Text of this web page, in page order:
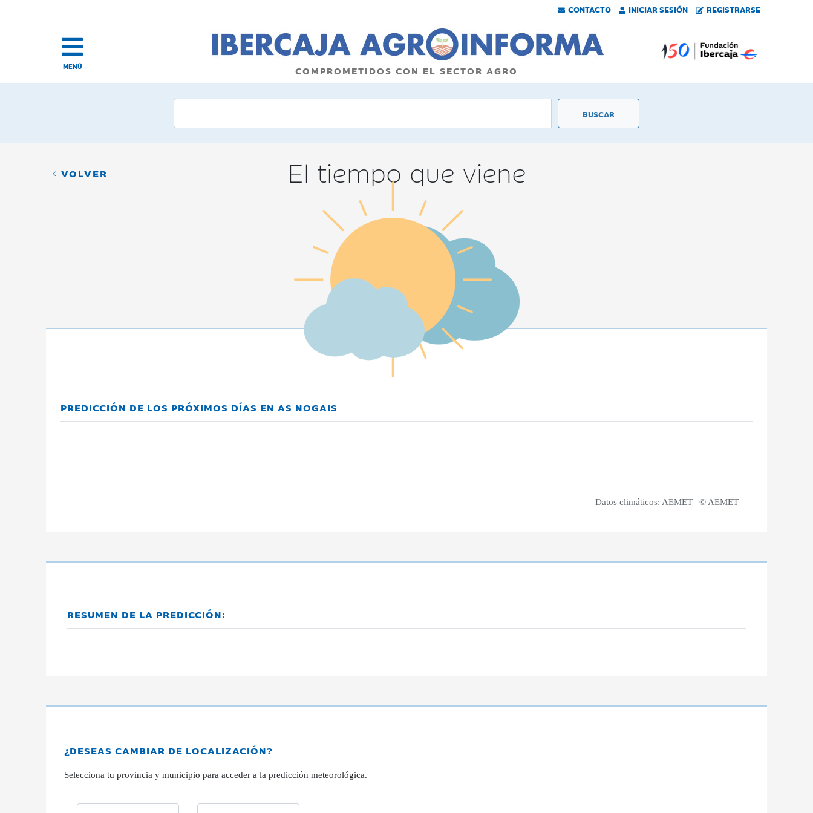
CONTACTO INICIAR SESIÓN REGISTRARSE
MENÚ COMPROMETIDOS CON EL SECTOR AGRO
VOLVER El tiempo que viene
PREDICCIÓN DE LOS PRÓXIMOS DÍAS EN AS NOGAIS
Datos climáticos: AEMET | © AEMET
RESUMEN DE LA PREDICCIÓN:
¿DESEAS CAMBIAR DE LOCALIZACIÓN?
Selecciona tu provincia y municipio para acceder a la predicción meteorológica.